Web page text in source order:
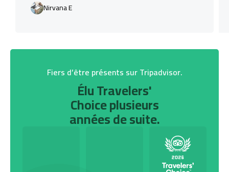
Nirvana E
Fiers d’être présents sur Tripadvisor.
Élu Travelers'
Choice plusieurs
années de suite.